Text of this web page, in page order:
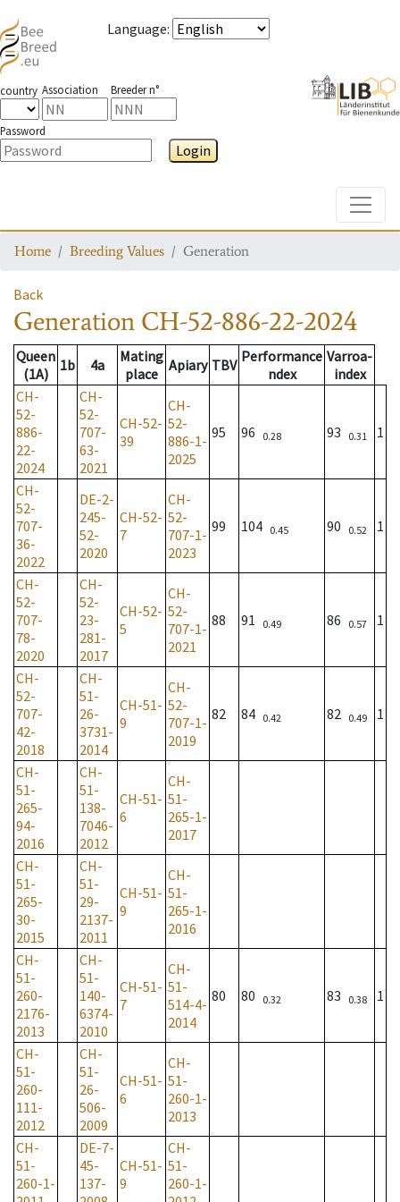
Language:
country Association Breeder n°
Password
Login
Home Breeding Values Generation
Back
Generation CH-52-886-22-2024
Queen
(1A)
1b 4a
Mating
place Apiary TBV Performance
ndex
Varroa-
index
CH-
52-
886-
22-
2024
CH-
52-
707-
63-
2021
CH-52-
39
CH-
52-
886-1-
2025
95 96 0.28 93 0.31 1
CH-
52-
707-
36-
2022
DE-2-
245-
52-
2020
CH-52-
7
CH-
52-
707-1-
2023
99 104 0.45 90 0.52 1
CH-
52-
707-
78-
2020
CH-
52-
23-
281-
2017
CH-52-
5
CH-
52-
707-1-
2021
88 91 0.49 86 0.57 1
CH-
52-
707-
42-
2018
CH-
51-
26-
3731-
2014
CH-51-
9
CH-
52-
707-1-
2019
82 84 0.42 82 0.49 1
CH-
51-
265-
94-
2016
CH-
51-
138-
7046-
2012
CH-51-
6
CH-
51-
265-1-
2017
CH-
51-
265-
30-
2015
CH-
51-
29-
2137-
2011
CH-51-
9
CH-
51-
265-1-
2016
CH-
51-
260-
2176-
2013
CH-
51-
140-
6374-
2010
CH-51-
7
CH-
51-
514-4-
2014
80 80 0.32 83 0.38 1
CH-
51-
260-
111-
2012
CH-
51-
26-
506-
2009
CH-51-
6
CH-
51-
260-1-
2013
CH-
51-
260-1-
DE-7-
45-
137-
CH-51-
9
CH-
51-
260-1-